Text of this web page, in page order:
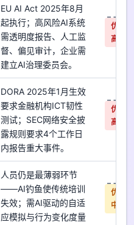
EU AI Act 2025年8月
起执行；高风险AI系统
需透明度报告、人工监
督、偏见审计，企业需
建立AI治理委员会。
优先
高
DORA 2025年1月生效
要求金融机构ICT韧性
测试；SEC网络安全披
露规则要求4个工作日
内报告重大事件。
优先
高
人员仍是最薄弱环节
——AI钓鱼使传统培训
失效；需AI驱动的自适
应模拟与行为变化度量
优先
中